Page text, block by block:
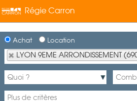
Régie Carron
Achat Location
LYON 9EME ARRONDISSEMENT